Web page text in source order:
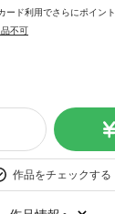
ード利用でさらにポイン
不可
作品をチェックする